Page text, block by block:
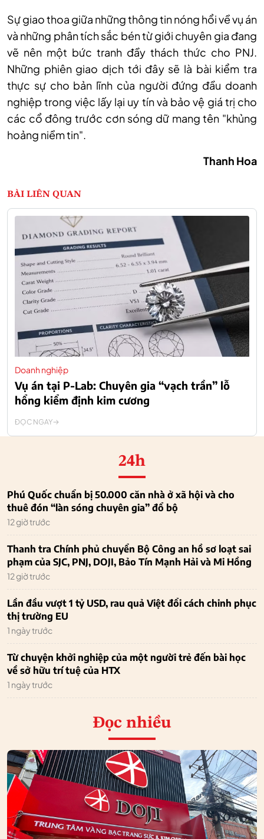
Sự giao thoa giữa những thông tin nóng hổi về vụ án
và những phân tích sắc bén từ giới chuyên gia đang
vẽ nên một bức tranh đầy thách thức cho PNJ.
Những phiên giao dịch tới đây sẽ là bài kiểm tra
thực sự cho bản lĩnh của người đứng đầu doanh
nghiệp trong việc lấy lại uy tín và bảo vệ giá trị cho
các cổ đông trước cơn sóng dữ mang tên "khủng
hoảng niềm tin".
Thanh Hoa
BÀI LIÊN QUAN
Doanh nghiệp
Vụ án tại P-Lab: Chuyên gia “vạch trần” lỗ
hổng kiểm định kim cương
ĐỌC NGAY
24h
Phú Quốc chuẩn bị 50.000 căn nhà ở xã hội và cho
thuê đón “làn sóng chuyên gia” đổ bộ
12 giờ trước
Thanh tra Chính phủ chuyển Bộ Công an hồ sơ loạt sai
phạm của SJC, PNJ, DOJI, Bảo Tín Mạnh Hải và Mi Hồng
12 giờ trước
Lần đầu vượt 1 tỷ USD, rau quả Việt đổi cách chinh phục
thị trường EU
1 ngày trước
Từ chuyện khởi nghiệp của một người trẻ đến bài học
về sở hữu trí tuệ của HTX
1 ngày trước
Đọc nhiều